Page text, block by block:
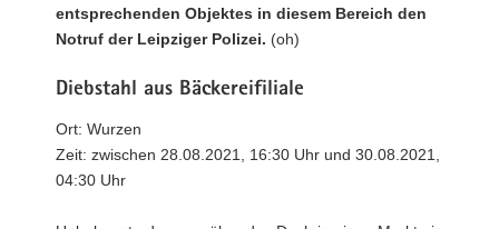
entsprechenden Objektes in diesem Bereich den
Notruf der Leipziger Polizei. (oh)
Diebstahl aus Bäckereifiliale
Ort: Wurzen
Zeit: zwischen 28.08.2021, 16:30 Uhr und 30.08.2021,
04:30 Uhr